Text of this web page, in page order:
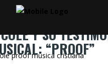
Y SU
“PROOF”